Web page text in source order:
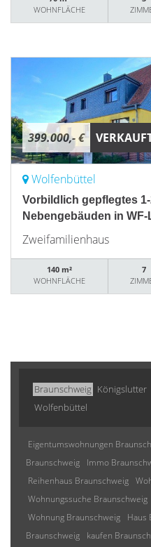
WOHNFLÄCHE
399.000,- €
Wolfenbüttel
Vorbildlich gepflegtes
Nebengebäuden in
Zweifamilienhaus
140 m²
WOHNFLÄCHE
7
Braunschweig Königslutter
Wolfenbüttel
Eigentumswohnungen
Braunschweig
Immo
Reihenhaus Braunschweig
Wohnungssuche Braunschweig
Wohnung Braunschweig
Haus
Braunschweig
kaufen